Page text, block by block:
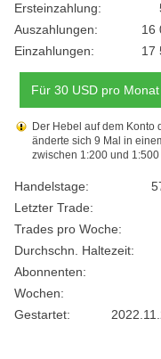
Ersteinzahlung:
Auszahlungen:
16
Einzahlungen:
17
Für 30 USD pro
Der Hebel auf dem Konto
änderte sich 9 Mal in
zwischen 1:200 und 1:500
Handelstage:
Letzter Trade:
Trades pro Woche:
Durchschn. Haltezeit:
Abonnenten:
Wochen:
Gestartet: